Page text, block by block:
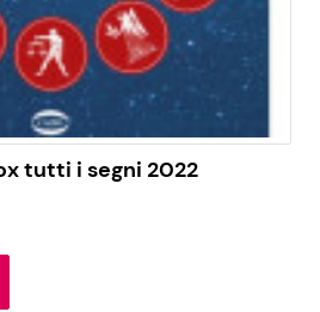
tutti i segni 2022